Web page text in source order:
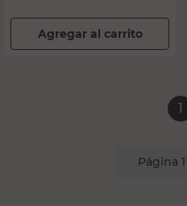
Agregar al carrito
1
Página 1